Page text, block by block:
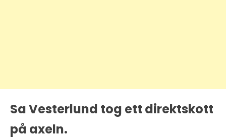
Sa Vesterlund tog ett direktskott
på axeln.